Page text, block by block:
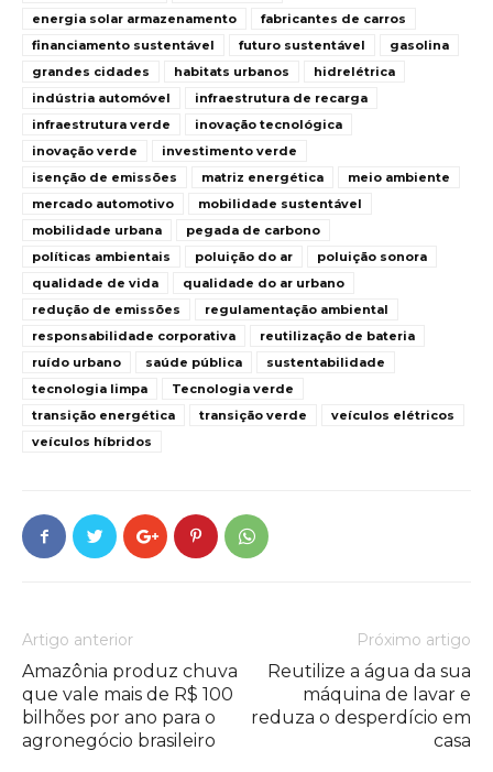
energia solar armazenamento
fabricantes de carros
financiamento sustentável
futuro sustentável
gasolina
grandes cidades
habitats urbanos
hidrelétrica
indústria automóvel
infraestrutura de recarga
infraestrutura verde
inovação tecnológica
inovação verde
investimento verde
isenção de emissões
matriz energética
meio ambiente
mercado automotivo
mobilidade sustentável
mobilidade urbana
pegada de carbono
políticas ambientais
poluição do ar
poluição sonora
qualidade de vida
qualidade do ar urbano
redução de emissões
regulamentação ambiental
responsabilidade corporativa
reutilização de bateria
ruído urbano
saúde pública
sustentabilidade
tecnologia limpa
Tecnologia verde
transição energética
transição verde
veículos elétricos
veículos híbridos
Artigo anterior
Amazônia produz chuva
que vale mais de R$ 100
bilhões por ano para o
agronegócio brasileiro
Próximo artigo
Reutilize a água da sua
máquina de lavar e
reduza o desperdício em
casa